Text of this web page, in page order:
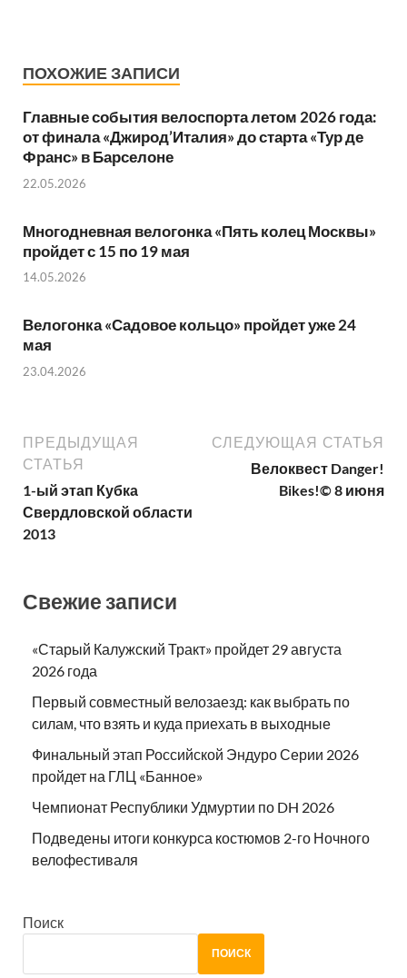
ПОХОЖИЕ ЗАПИСИ
Главные события велоспорта летом 2026 года:
от финала «Джирод’Италия» до старта «Тур де
Франс» в Барселоне
22.05.2026
Многодневная велогонка «Пять колец Москвы»
пройдет с 15 по 19 мая
14.05.2026
Велогонка «Садовое кольцо» пройдет уже 24
мая
23.04.2026
ПРЕДЫДУЩАЯ
СТАТЬЯ
1-ый этап Кубка
Свердловской области
2013
СЛЕДУЮЩАЯ СТАТЬЯ
Велоквест Danger!
Bikes!© 8 июня
Свежие записи
«Старый Калужский Тракт» пройдет 29 августа
2026 года
Первый совместный велозаезд: как выбрать по
силам, что взять и куда приехать в выходные
Финальный этап Российской Эндуро Серии 2026
пройдет на ГЛЦ «Банное»
Чемпионат Республики Удмуртии по DH 2026
Подведены итоги конкурса костюмов 2-го Ночного
велофестиваля
Поиск
ПОИСК